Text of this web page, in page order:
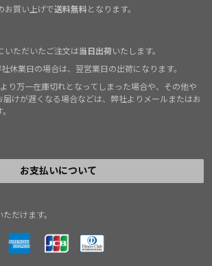
お買い上げで送料無料となります。
いただいたご注文は当日出荷いたします。
休業日の場合は、翌営業日の出荷になります。
り万一在庫切れとなってしまった場合や、その他や
届けが遅くなる場合などは、弊社よりメールまたはお
お支払いについて
だけます。